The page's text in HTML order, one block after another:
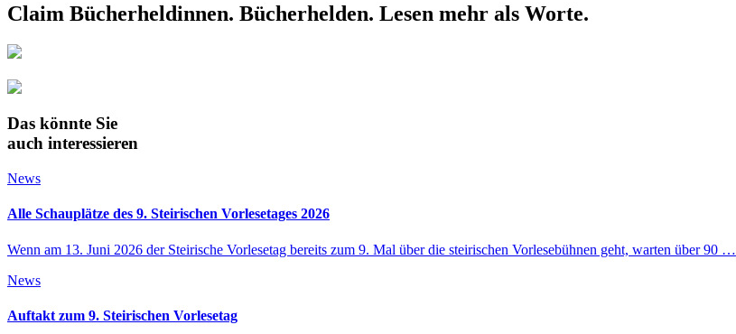
Claim Bücherheldinnen. Bücherhelden. Lesen mehr als Worte.
Das könnte Sie
auch interessieren
News
Alle Schauplätze des 9. Steirischen Vorlesetages 2026
Wenn am 13. Juni 2026 der Steirische Vorlesetag bereits zum 9. Mal über die steirischen Vorlesebühnen geht, warten über 90 …
News
Auftakt zum 9. Steirischen Vorlesetag